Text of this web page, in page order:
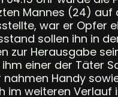
Mannes (24) auf
war er Opfer
sollen ihn in
zur Herausgabe
einer der Täter
Handy
weiteren Verlauf